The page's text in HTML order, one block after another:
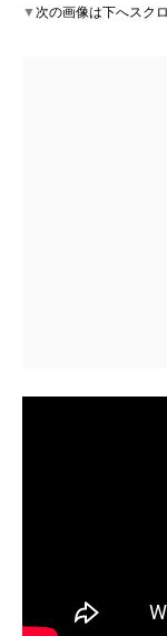
▼次の画像は下へスク